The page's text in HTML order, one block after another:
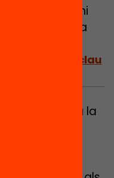
si hi
hora sencera
la lectura, clau
(Figueres)
, adapta la
en
parelles
formació i